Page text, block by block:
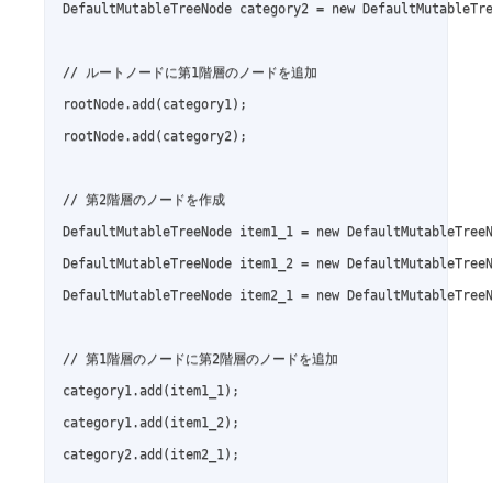
DefaultMutableTreeNode category2 = new
// ルートノードに第1階層のノードを追加
rootNode.add(category1);
rootNode.add(category2);
// 第2階層のノードを作成
DefaultMutableTreeNode item1_1 = new
DefaultMutableTreeNode item1_2 = new
DefaultMutableTreeNode item2_1 = new
// 第1階層のノードに第2階層のノードを追加
category1.add(item1_1);
category1.add(item1_2);
category2.add(item2_1);